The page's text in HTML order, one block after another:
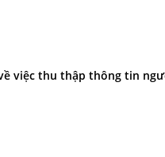
việc thu thập thông tin